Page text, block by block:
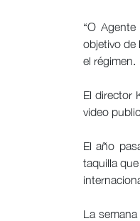
“O
objetivo de
el régimen.
El director
video
El año
taquilla
La